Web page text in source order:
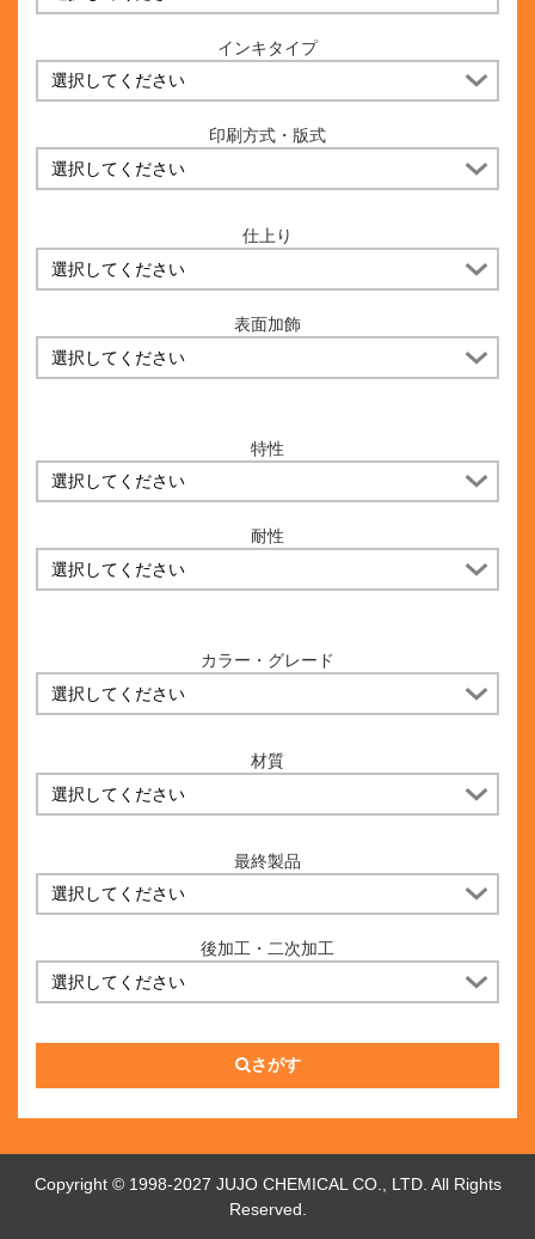
インキタイプ
印刷方式・版式
仕上り
表面加飾
特性
耐性
カラー・グレード
材質
最終製品
後加工・二次加工
さがす
Copyright © 1998-2027 JUJO CHEMICAL CO., LTD. All Rights
Reserved.